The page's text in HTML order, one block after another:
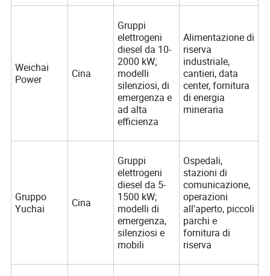
Weichai
Power
Cina
Gruppi
elettrogeni
diesel da 10-
2000 kW;
modelli
silenziosi, di
emergenza e
ad alta
efficienza
Alimentazione di
riserva
industriale,
cantieri, data
center, fornitura
di energia
mineraria
Gruppo
Yuchai
Cina
Gruppi
elettrogeni
diesel da 5-
1500 kW;
modelli di
emergenza,
silenziosi e
mobili
Ospedali,
stazioni di
comunicazione,
operazioni
all'aperto, piccoli
parchi e
fornitura di
riserva